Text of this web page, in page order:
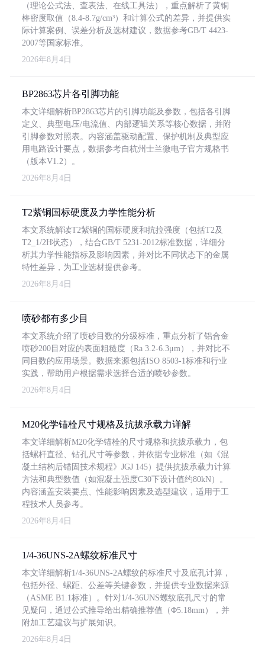
（理论公式法、查表法、在线工具法），重点解析了黄铜
棒密度取值（8.4-8.7g/cm³）和计算公式的差异，并提供实
际计算案例、误差分析及选材建议，数据参考GB/T 4423-
2007等国家标准。
2026年8月4日
BP2863芯片各引脚功能
本文详细解析BP2863芯片的引脚功能及参数，包括各引脚
定义、典型电压/电流值、内部逻辑关系等核心数据，并附
引脚参数对照表。内容涵盖驱动配置、保护机制及典型应
用电路设计要点，数据参考自杭州士兰微电子官方规格书
（版本V1.2）。
2026年8月4日
T2紫铜国标硬度及力学性能分析
本文系统解读T2紫铜的国标硬度和抗拉强度（包括T2及
T2_1/2H状态），结合GB/T 5231-2012标准数据，详细分
析其力学性能指标及影响因素，并对比不同状态下的金属
特性差异，为工业选材提供参考。
2026年8月4日
喷砂都有多少目
本文系统介绍了喷砂目数的分级标准，重点分析了铝合金
喷砂200目对应的表面粗糙度（Ra 3.2-6.3μm），并对比不
同目数的应用场景。数据来源包括ISO 8503-1标准和行业
实践，帮助用户根据需求选择合适的喷砂参数。
2026年8月4日
M20化学锚栓尺寸规格及抗拔承载力详解
本文详细解析M20化学锚栓的尺寸规格和抗拔承载力，包
括螺杆直径、钻孔尺寸等参数，并依据专业标准（如《混
凝土结构后锚固技术规程》JGJ 145）提供抗拔承载力计算
方法和典型数值（如混凝土强度C30下设计值约80kN）。
内容涵盖安装要点、性能影响因素及选型建议，适用于工
程技术人员参考。
2026年8月4日
1/4-36UNS-2A螺纹标准尺寸
本文详细解析1/4-36UNS-2A螺纹的标准尺寸及底孔计算，
包括外径、螺距、公差等关键参数，并提供专业数据来源
（ASME B1.1标准）。针对1/4-36UNS螺纹底孔尺寸的常
见疑问，通过公式推导给出精确推荐值（Φ5.18mm），并
附加工艺建议与扩展知识。
2026年8月4日